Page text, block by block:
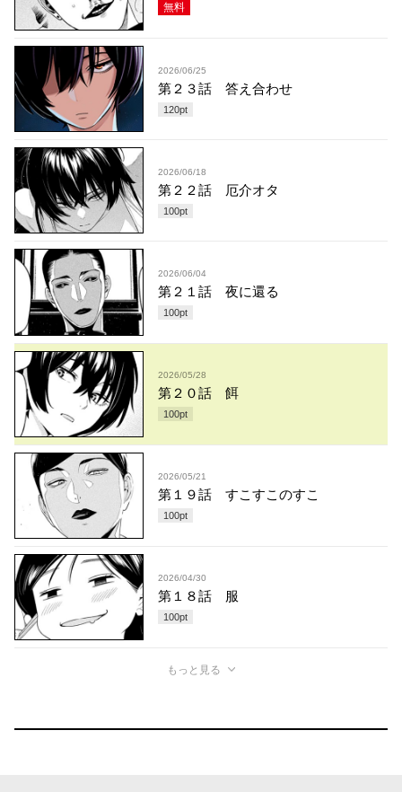
無料
2026/06/25
第２３話 答え合わせ
120pt
2026/06/18
第２２話 厄介オタ
100pt
2026/06/04
第２１話 夜に還る
100pt
2026/05/28
第２０話 餌
100pt
2026/05/21
第１９話 すこすこのすこ
100pt
2026/04/30
第１８話 服
100pt
もっと見る